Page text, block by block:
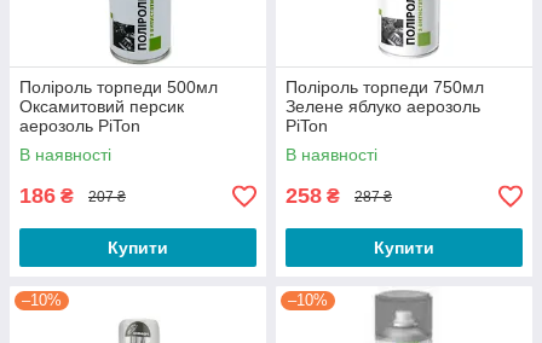
Поліроль торпеди 500мл
Оксамитовий персик
аерозоль PiTon
В наявності
186 ₴ 207 ₴
Купити
Поліроль торпеди 750мл
Зелене яблуко аерозоль
PiTon
В наявності
258 ₴ 287 ₴
Купити
–10% –10%